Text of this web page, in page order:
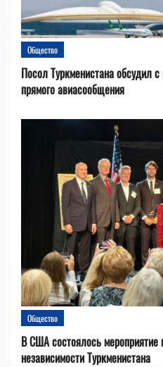
Общество
Посол Туркменистана обсудил с
прямого авиасообщения
Общество
В США состоялось
независимости Туркменистана